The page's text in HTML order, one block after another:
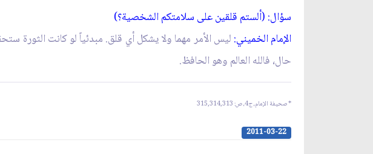
سؤال: (ألستم قلقين على سلامتكم الشخصية؟)
الإمام الخميني: ليس الأمر مهما ولا يشكل أي قلق. مبدئياً لو كانت الثورة
حال، فالله العالم وهو الحافظ.
*صحيفة الإمام، ج‏4، ص: 315,314,313
2011-03-22